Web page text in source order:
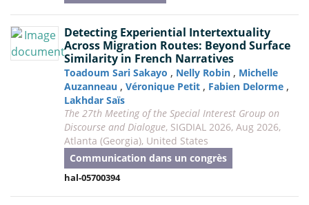
Detecting Experiential Intertextuality
Across Migration Routes: Beyond Surface
Similarity in French Narratives
Toadoum Sari Sakayo , Nelly Robin , Michelle
Auzanneau , Véronique Petit , Fabien Delorme ,
Lakhdar Saïs
The 27th Meeting of the Special Interest Group on
Discourse and Dialogue, SIGDIAL 2026, Aug 2026,
Atlanta (Georgia), United States
Communication dans un congrès
hal-05700394